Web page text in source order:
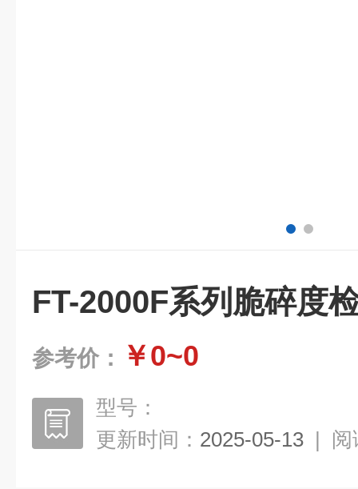
FT-2000F系列脆碎度
参考价： ￥0~0
型号：
更新时间： 2025-05-13 | 阅